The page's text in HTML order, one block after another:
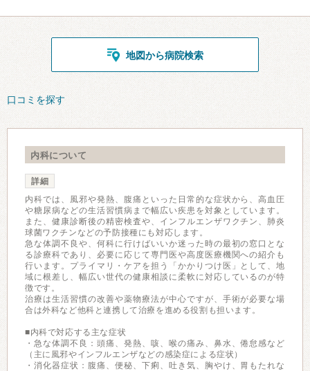
地図から病院検索
口コミを探す
内科について
詳細
内科では、風邪や発熱、腹痛といった日常的な症状から、高血圧
や糖尿病などの生活習慣病まで幅広い疾患を対象としています。
また、健康診断後の精密検査や、インフルエンザワクチン、肺炎
球菌ワクチンなどの予防接種にも対応します。
急な体調不良や、何科に行けばいいか迷った時の最初の窓口とな
る診療科であり、必要に応じて専門医や高度医療機関への紹介も
行います。プライマリ・ケアを担う「かかりつけ医」として、地
域に根差し、幅広い世代の健康相談に柔軟に対応しているのが特
徴です。
治療は生活習慣の改善や薬物療法が中心ですが、手術が必要な場
合は外科など他科と連携して治療を進める役割も担います。
■内科で対応する主な症状
・急な体調不良：頭痛、発熱、咳、喉の痛み、鼻水、倦怠感など
（主に風邪やインフルエンザなどの感染症による症状）
・消化器症状：腹痛、便秘、下痢、吐き気、胸やけ、胃もたれな